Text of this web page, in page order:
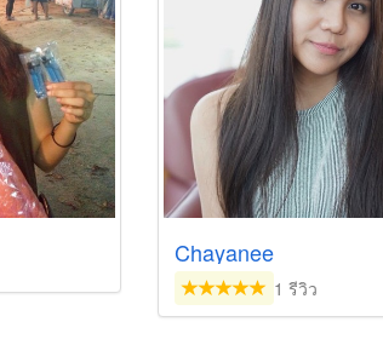
Chayanee
1 รีวิว